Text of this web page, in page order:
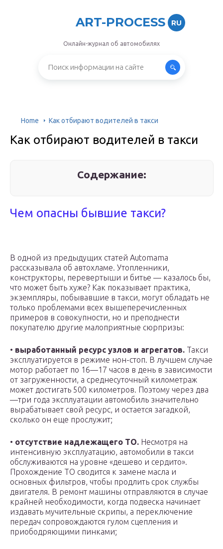
ART-PROCESS RU
Онлайн-журнал об автомобилях
Home Как отбирают водителей в такси
Как отбирают водителей в такси
Содержание:
Чем опасны бывшие такси?
В одной из предыдущих статей Automama
рассказывала об автохламе. Утопленники,
конструкторы, перевертыши и битье — казалось бы,
что может быть хуже? Как показывает практика,
экземпляры, побывавшие в такси, могут обладать не
только проблемами всех вышеперечисленных
примеров в совокупности, но и преподнести
покупателю другие малоприятные сюрпризы:
• выработанный ресурс узлов и агрегатов. Такси
эксплуатируется в режиме нон-стоп. В лучшем случае
мотор работает по 16—17 часов в день в зависимости
от загруженности, а среднесуточный километраж
может достигать 500 километров. Поэтому через два
—три года эксплуатации автомобиль значительно
вырабатывает свой ресурс, и остается загадкой,
сколько он еще прослужит;
• отсутствие надлежащего ТО. Несмотря на
интенсивную эксплуатацию, автомобили в такси
обслуживаются на уровне «дешево и сердито».
Прохождение ТО сводится к замене масла и
основных фильтров, чтобы продлить срок службы
двигателя. В ремонт машины отправляются в случае
крайней необходимости, когда подвеска начинает
издавать мучительные скрипы, а переключение
передач сопровождаются гулом сцепления и
приободряющими пинками;